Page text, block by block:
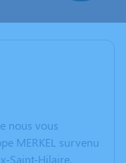
nous vous
MERKEL survenu
Saint-Hilaire.